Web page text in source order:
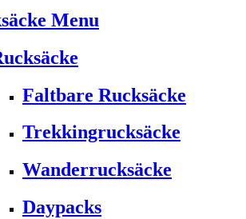
Menu
Faltbare Rucksäcke
Trekkingrucksäcke
Wanderrucksäcke
Daypacks